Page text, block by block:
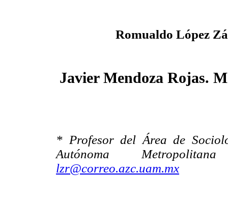
Romualdo López
Javier Mendoza Rojas.
* Profesor del Área de
Autónoma
lzr@correo.azc.uam.mx